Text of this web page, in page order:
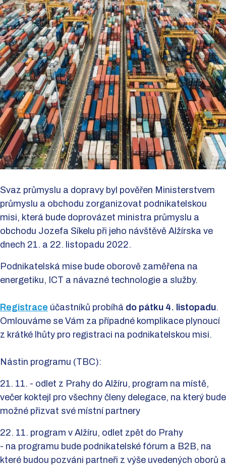
Svaz průmyslu a dopravy byl pověřen Ministerstvem
průmyslu a obchodu zorganizovat podnikatelskou
misi, která bude doprovázet ministra průmyslu a
obchodu Jozefa Síkelu při jeho návštěvě Alžírska ve
dnech 21. a 22. listopadu 2022.
Podnikatelská mise bude oborově zaměřena na
energetiku, ICT a návazné technologie a služby.
Registrace účastníků probíhá do pátku 4. listopadu.
Omlouváme se Vám za případné komplikace plynoucí
z krátké lhůty pro registraci na podnikatelskou misi.
Nástin programu (TBC):
21. 11. - odlet z Prahy do Alžíru, program na místě,
večer koktejl pro všechny členy delegace, na který bude
možné přizvat své místní partnery
22. 11. program v Alžíru, odlet zpět do Prahy
- na programu bude podnikatelské fórum a B2B, na
které budou pozváni partneři z výše uvedených oborů a